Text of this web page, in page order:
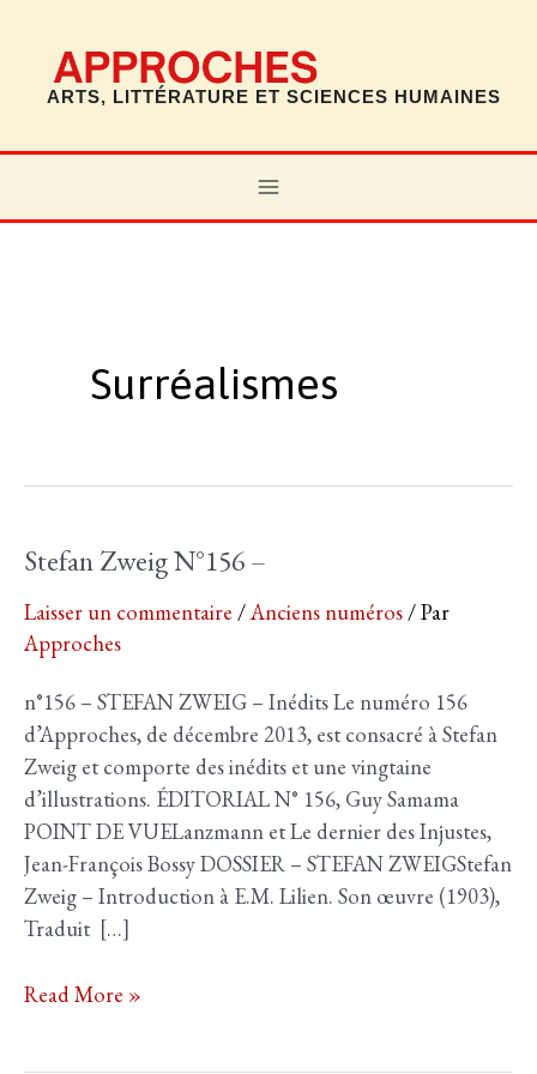
contenu
ARTS, LITTÉRATURE ET SCIENCES HUMAINES
MAIN
Surréalismes
Stefan Zweig N°156 –
Laisser un commentaire /Anciens numéros/ Par
Approches
n°156 – STEFAN ZWEIG – Inédits Le numéro 156
d’Approches, de décembre 2013, est consacré à Stefan
Zweig et comporte des inédits et une vingtaine
d’illustrations. ÉDITORIAL N° 156, Guy Samama
POINT DE VUELanzmann et Le dernier des Injustes,
Jean-François Bossy DOSSIER – STEFAN ZWEIGStefan
Zweig – Introduction à E.M. Lilien. Son œuvre (1903),
Traduit […]
Stefan
Read More »